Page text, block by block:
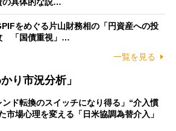
をめぐる片山財務相の「円資産への投
「国債重視」…
一覧を見る
り市況分析」
ンド転換のスイッチになり得る」“介入慣
市場心理を変える「日米協調為替介入」